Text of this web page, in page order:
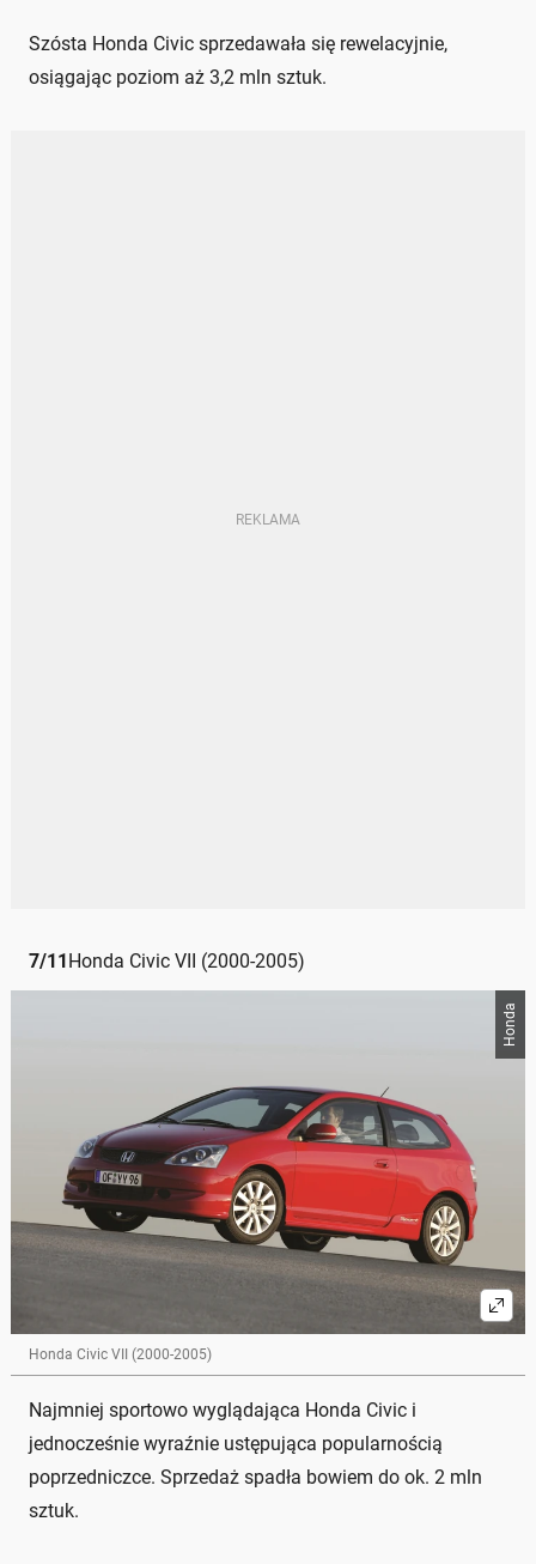
Szósta Honda Civic sprzedawała się rewelacyjnie,
osiągając poziom aż 3,2 mln sztuk.
7/11Honda Civic VII (2000-2005)
Honda
Honda Civic VII (2000-2005)
Najmniej sportowo wyglądająca Honda Civic i
jednocześnie wyraźnie ustępująca popularnością
poprzedniczce. Sprzedaż spadła bowiem do ok. 2 mln
sztuk.